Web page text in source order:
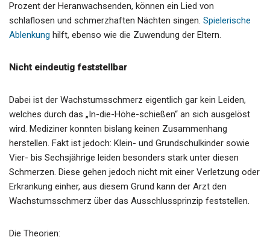
Prozent der Heranwachsenden, können ein Lied von
schlaflosen und schmerzhaften Nächten singen. Spielerische
Ablenkung hilft, ebenso wie die Zuwendung der Eltern.
Nicht eindeutig feststellbar
Dabei ist der Wachstumsschmerz eigentlich gar kein Leiden,
welches durch das „In-die-Höhe-schießen“ an sich ausgelöst
wird. Mediziner konnten bislang keinen Zusammenhang
herstellen. Fakt ist jedoch: Klein- und Grundschulkinder sowie
Vier- bis Sechsjährige leiden besonders stark unter diesen
Schmerzen. Diese gehen jedoch nicht mit einer Verletzung oder
Erkrankung einher, aus diesem Grund kann der Arzt den
Wachstumsschmerz über das Ausschlussprinzip feststellen.
Die Theorien: